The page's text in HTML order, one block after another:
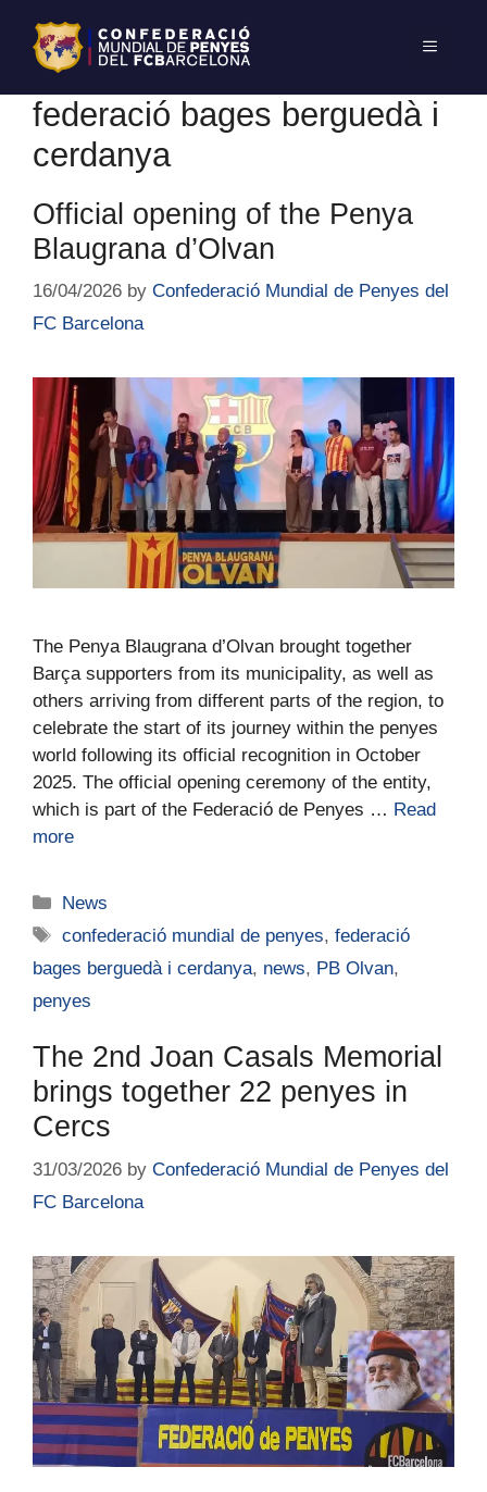
federació bages berguedà i
cerdanya
Official opening of the Penya
Blaugrana d’Olvan
16/04/2026 by Confederació Mundial de Penyes del
FC Barcelona
The Penya Blaugrana d’Olvan brought together
Barça supporters from its municipality, as well as
others arriving from different parts of the region, to
celebrate the start of its journey within the penyes
world following its official recognition in October
2025. The official opening ceremony of the entity,
which is part of the Federació de Penyes … Read
more
News
confederació mundial de penyes,federació
bages berguedà i cerdanya, news, PB Olvan,
penyes
The 2nd Joan Casals Memorial
brings together 22 penyes in
Cercs
31/03/2026 by Confederació Mundial de Penyes del
FC Barcelona